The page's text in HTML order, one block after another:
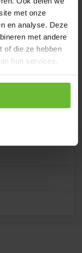
met onze
en analyse. Deze
met andere
of die ze hebben
hun services.